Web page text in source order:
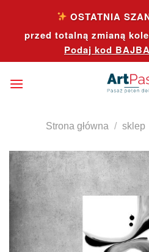
content
OSTATNIA
przed totalną zmianą
Podaj kod
Strona główna / sklep